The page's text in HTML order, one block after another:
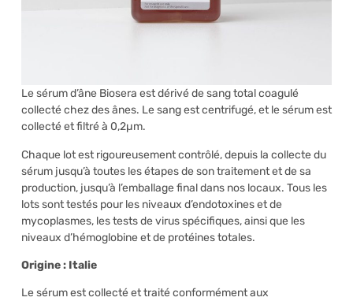
Le sérum d’âne Biosera est dérivé de sang total coagulé
collecté chez des ânes. Le sang est centrifugé, et le sérum est
collecté et filtré à 0,2µm.
Chaque lot est rigoureusement contrôlé, depuis la collecte du
sérum jusqu’à toutes les étapes de son traitement et de sa
production, jusqu’à l’emballage final dans nos locaux. Tous les
lots sont testés pour les niveaux d’endotoxines et de
mycoplasmes, les tests de virus spécifiques, ainsi que les
niveaux d’hémoglobine et de protéines totales.
Origine : Italie
Le sérum est collecté et traité conformément aux